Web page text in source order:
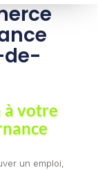
de-
à votre
un emploi,